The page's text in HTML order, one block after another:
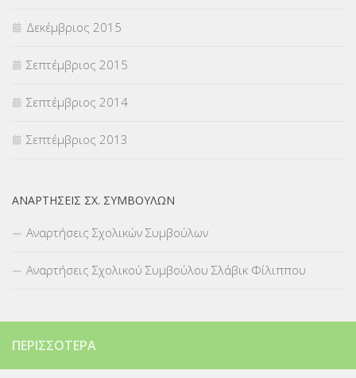
Δεκέμβριος 2015
Σεπτέμβριος 2015
Σεπτέμβριος 2014
Σεπτέμβριος 2013
ΑΝΑΡΤΉΣΕΙΣ ΣΧ. ΣΥΜΒΟΎΛΩΝ
Αναρτήσεις Σχολικών Συμβούλων
Αναρτήσεις Σχολικού Συμβούλου Σλάβικ Φίλιππου
ΠΕΡΙΣΣΌΤΕΡΑ